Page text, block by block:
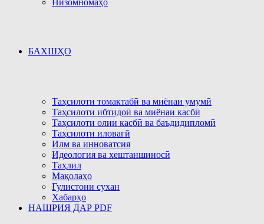
Низомномаҳо
БАХШҲО
Таҳсилоти томактабӣ ва миёнаи умумӣ
Таҳсилоти ибтидоӣ ва миёнаи касбӣ
Таҳсилоти олии касбӣ ва баъдидипломӣ
Таҳсилоти иловагӣ
Илм ва инноватсия
Идеология ва хештаншиносӣ
Таҳлил
Мақолаҳо
Гулистони сухан
Хабарҳо
НАШРИЯ ДАР PDF